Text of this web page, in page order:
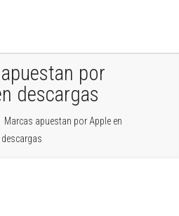
por
descargas
Marcas apuestan por Apple en
descargas